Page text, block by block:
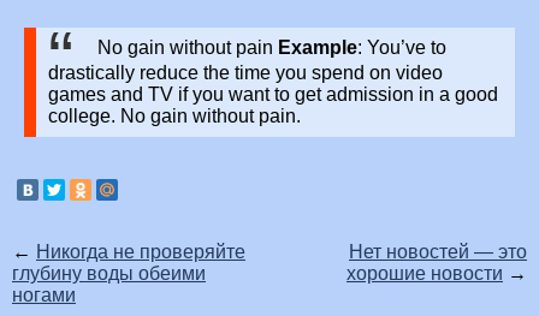
No gain without pain Example: You’ve to
drastically reduce the time you spend on video
games and TV if you want to get admission in a good
college. No gain without pain.
← Никогда не проверяйте
глубину воды обеими
ногами
Нет новостей — это
хорошие новости →